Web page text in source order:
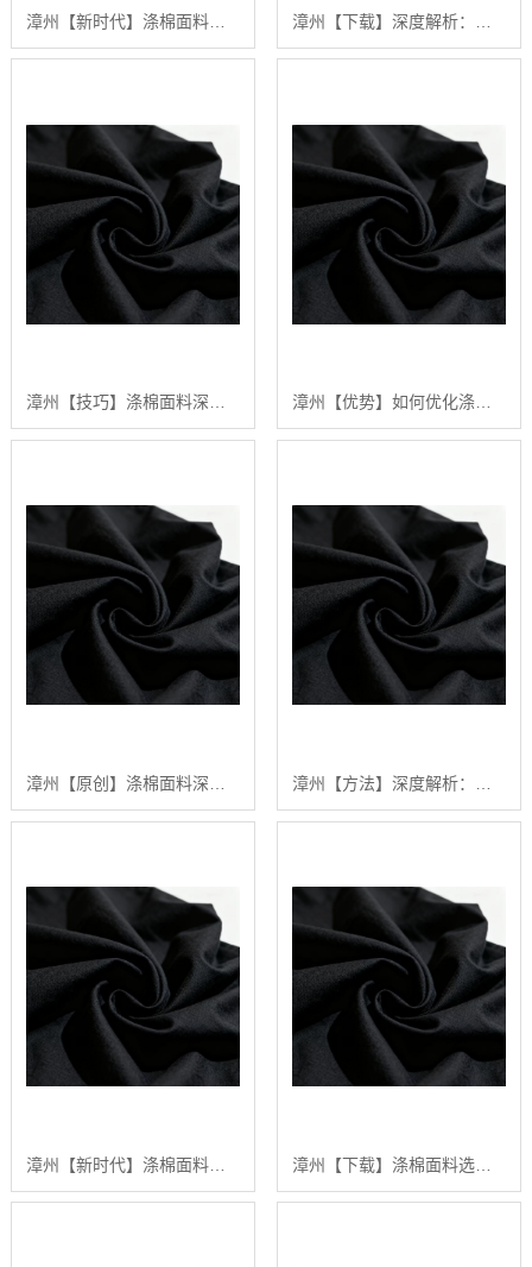
漳州【新时代】涤棉面料深度解析：2024年如何选择高品质涤棉面料？【有哪些?】
漳州【技巧】涤棉面料深度解析：构建高品质、可持续纺织品供应链的行业白皮书【精梳涤棉坯布长期供应合作案例】【什么意思?】 漳州【优势】如何优化涤棉面料的染色效果：陕西秦塬纺织的深度技术指南【怎么用?】
漳州【新时代】涤棉面料选购指南：2024年【高性价比】涤棉面料供应商排行【怎么做?】 漳州【下载】涤棉面料选购指南：2024年五大高品质涤棉面料推荐【深度解析】【怎么做?】